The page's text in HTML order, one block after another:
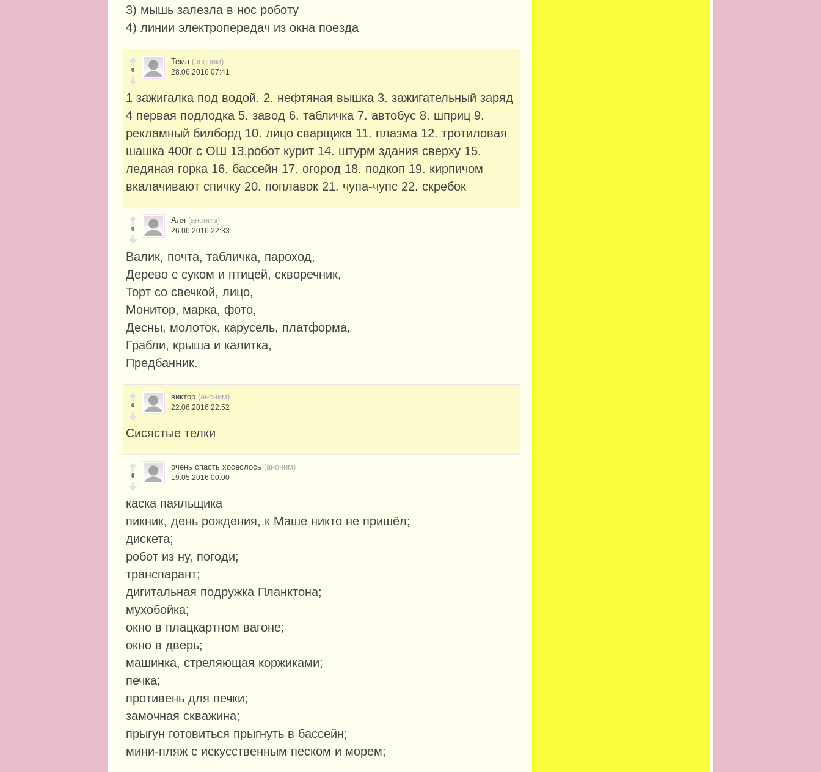
3) мышь залезла в нос роботу
4) линии электропередач из окна поезда
0
Тема (аноним)
28.06.2016 07:41
1 зажигалка под водой. 2. нефтяная вышка 3. зажигательный заряд
4 первая подлодка 5. завод 6. табличка 7. автобус 8. шприц 9.
рекламный билборд 10. лицо сварщика 11. плазма 12. тротиловая
шашка 400г с ОШ 13.робот курит 14. штурм здания сверху 15.
ледяная горка 16. бассейн 17. огород 18. подкоп 19. кирпичом
вкалачивают спичку 20. поплавок 21. чупа-чупс 22. скребок
0
Аля (аноним)
26.06.2016 22:33
Валик, почта, табличка, пароход,
Дерево с суком и птицей, скворечник,
Торт со свечкой, лицо,
Монитор, марка, фото,
Десны, молоток, карусель, платформа,
Грабли, крыша и калитка,
Предбанник.
0
виктор (аноним)
22.06.2016 22:52
Сисястые телки
0
очень спасть хосеслось (аноним)
19.05.2016 00:00
каска паяльщика
пикник, день рождения, к Маше никто не пришёл;
дискета;
робот из ну, погоди;
транспарант;
дигитальная подружка Планктона;
мухобойка;
окно в плацкартном вагоне;
окно в дверь;
машинка, стреляющая коржиками;
печка;
противень для печки;
замочная скважина;
прыгун готовиться прыгнуть в бассейн;
мини-пляж с искусственным песком и морем;